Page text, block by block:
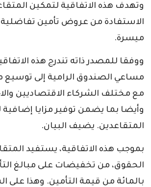
وتهدف هذه الاتفاقية لتمكين
الاستفادة من عروض تأمين
ميسرة.
ووفقا للمصدر ذاته تندرج هذه
مساعي الصندوق الرامية إلى توسيع
مع مختلف الشركاء الاقتصاديين
وأيضا بما يضمن توفير مزايا إضافية
المتقاعدين. يضيف البيان.
بموجب هذه الاتفاقية، يستفيد
بالمائة من قيمة التأمين. وهذا على